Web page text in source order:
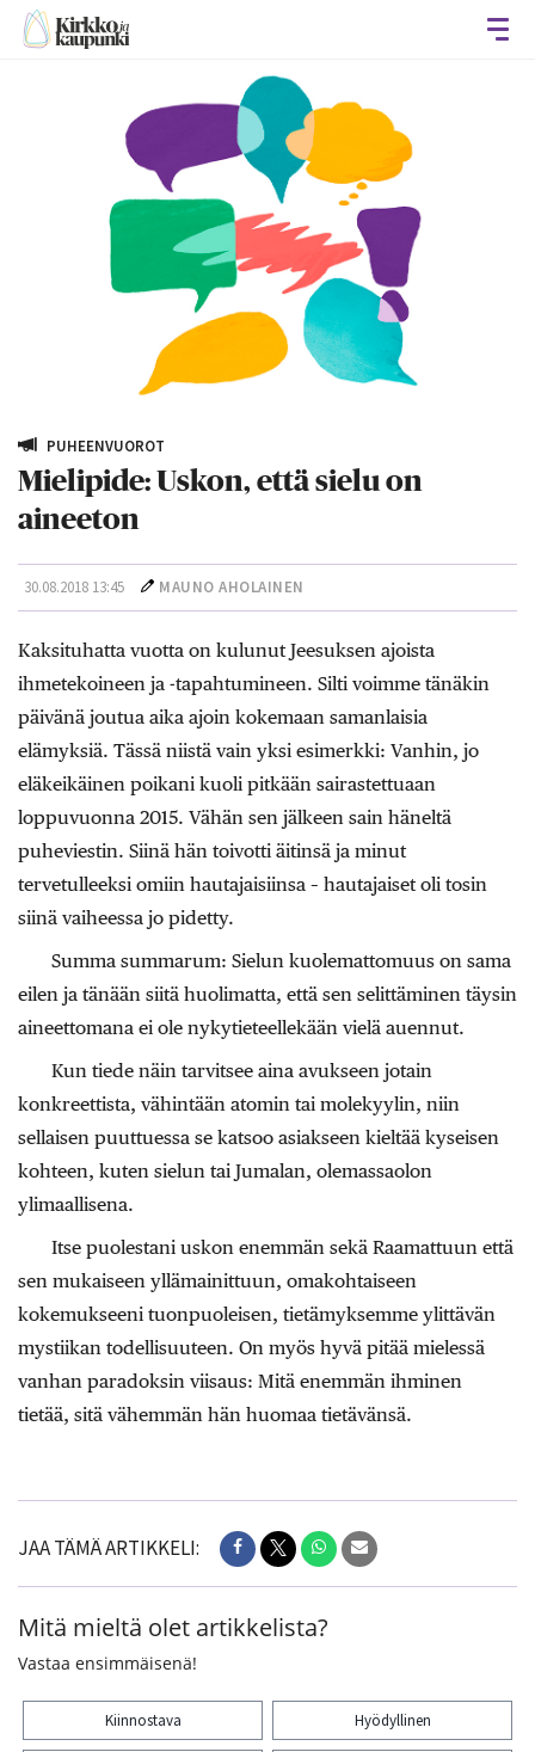
PUHEENVUOROT
Mielipide: Uskon, että sielu on
aineeton
30.08.2018 13:45 MAUNO AHOLAINEN
Kaksituhatta vuotta on kulunut Jeesuksen ajoista
ihmetekoineen ja -tapahtumineen. Silti voimme tänäkin
päivänä joutua aika ajoin kokemaan samanlaisia
elämyksiä. Tässä niistä vain yksi esimerkki: Vanhin, jo
eläkeikäinen poikani kuoli pitkään sairastettuaan
loppuvuonna 2015. Vähän sen jälkeen sain häneltä
puheviestin. Siinä hän toivotti äitinsä ja minut
tervetulleeksi omiin hautajaisiinsa – hautajaiset oli tosin
siinä vaiheessa jo pidetty.
Summa summarum: Sielun kuolemattomuus on sama
eilen ja tänään siitä huolimatta, että sen selittäminen täysin
aineettomana ei ole nykytieteellekään vielä auennut.
Kun tiede näin tarvitsee aina avukseen jotain
konkreettista, vähintään atomin tai molekyylin, niin
sellaisen puuttuessa se katsoo asiakseen kieltää kyseisen
kohteen, kuten sielun tai Jumalan, olemassaolon
ylimaallisena.
Itse puolestani uskon enemmän sekä Raamattuun että
sen mukaiseen yllämainittuun, omakohtaiseen
kokemukseeni tuonpuoleisen, tietämyksemme ylittävän
mystiikan todellisuuteen. On myös hyvä pitää mielessä
vanhan paradoksin viisaus: Mitä enemmän ihminen
tietää, sitä vähemmän hän huomaa tietävänsä.
JAA TÄMÄ ARTIKKELI:
Mitä mieltä olet artikkelista?
Vastaa ensimmäisenä!
Kiinnostava Hyödyllinen